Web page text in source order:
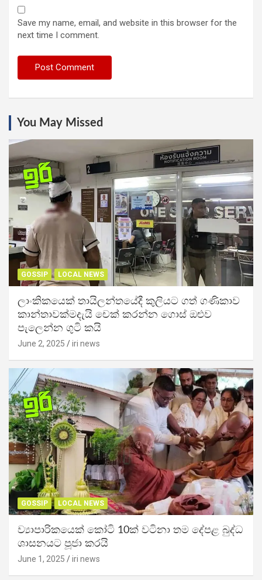
Save my name, email, and website in this browser for the
next time I comment.
You May Missed
GOSSIP LOCAL NEWS
ලාංකිකයෙක් තායිලන්තයේදී කුලියට ගත් ගණිකාව
කාන්තාවක්මදැයි චෙක් කරන්න ගොස් ඔළුව
පැලෙන්න ගුටි කයි
June 2, 2025 iri news
GOSSIP LOCAL NEWS
ව්‍යාපාරිකයෙක් කෝටි 10ක් වටිනා තම දේපළ බුද්ධ
ශාසනයට පූජා කරයි
June 1, 2025 iri news